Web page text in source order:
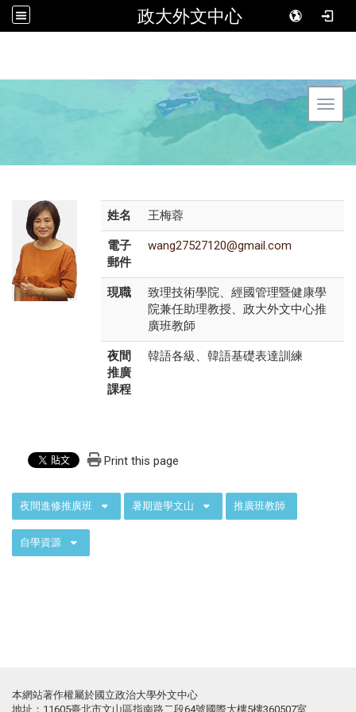
政大外文中心
姓名 王梅蓉
電子
郵件
wang27527120@gmail.com
現職
致理技術學院、經國管理暨健康學
院兼任助理教授、政大外文中心推
廣班教師
夜間
推廣
課程
韓語各級、韓語基礎表達訓練
Print this page
夜間進修推廣班 暑期遊學文山 推廣班教師
自學資源
本網站著作權屬於國立政治大學外文中心
地址：11605臺北市文山區指南路二段64號國際大樓5樓360507室